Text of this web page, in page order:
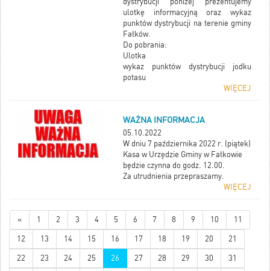
określone najważniejsze cele i
kierunki działań w nowej
perspektywie realizacji LSR.
ulotkę informacyjną oraz wykaz
punktów dystrybucji na terenie gminy
Fałków.
Do pobrania:
Ulotka
wykaz punktów dystrybucji jodku
potasu
WIĘCEJ
WAŻNA INFORMACJA
05.10.2022
W dniu 7 października 2022 r. (piątek)
Kasa w Urzędzie Gminy w Fałkowie
będzie czynna do godz. 12.00.
Za utrudnienia przepraszamy.
WIĘCEJ
« 1 2 3 4 5 6 7 8 9 10 11
12 13 14 15 16 17 18 19 20 21
22 23 24 25 26 27 28 29 30 31